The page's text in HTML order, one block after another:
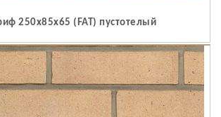
250x85x65 (FAT) пустотелый